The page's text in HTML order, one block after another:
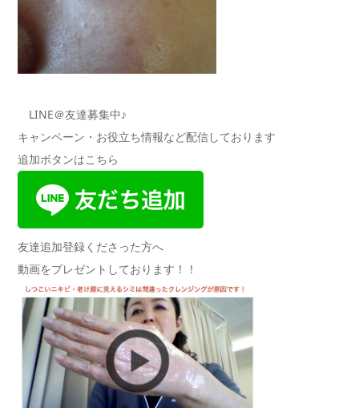
LINE＠友達募集中♪
キャンペーン・お役立ち情報など配信しております
追加ボタンはこちら
友達追加登録くださった方へ
動画をプレゼントしております！！